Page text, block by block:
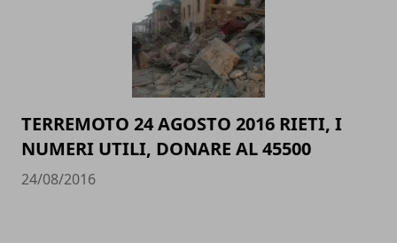
TERREMOTO 24 AGOSTO 2016 RIETI, I
NUMERI UTILI, DONARE AL 45500
24/08/2016